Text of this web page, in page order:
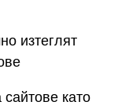
изтеглят
като